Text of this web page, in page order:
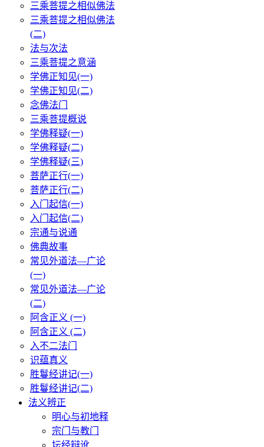
三乘菩提之相似佛法
三乘菩提之相似佛法
(二)
法与次法
三乘菩提之意涵
学佛正知见(一)
学佛正知见(二)
念佛法门
三乘菩提概说
学佛释疑(一)
学佛释疑(二)
学佛释疑(三)
菩萨正行(一)
菩萨正行(二)
入门起信(一)
入门起信(二)
宗通与说通
佛典故事
常见外道法—广论
(一)
常见外道法—广论
(二)
阿含正义 (一)
阿含正义 (二)
入不二法门
识蕴真义
胜鬘经讲记(一)
胜鬘经讲记(二)
法义辨正
明心与初地释
宗门与教门
坛经辩讹